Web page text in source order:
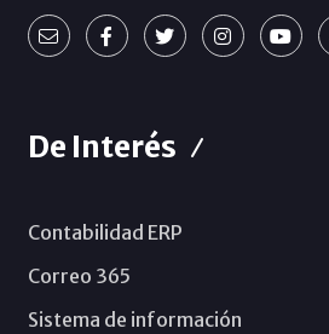
De Interés
Contabilidad ERP
Correo 365
Sistema de información